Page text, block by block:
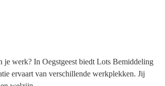
werk? In Oegstgeest biedt Lots Bemiddeling
ervaart van verschillende werkplekken. Jij